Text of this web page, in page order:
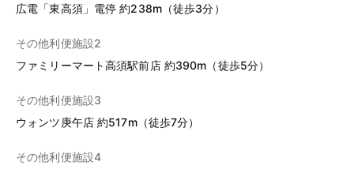
広電「東高須」電停 約238m（徒歩3分）
その他利便施設2
ファミリーマート高須駅前店 約390m（徒歩5分）
その他利便施設3
ウォンツ庚午店 約517m（徒歩7分）
その他利便施設4